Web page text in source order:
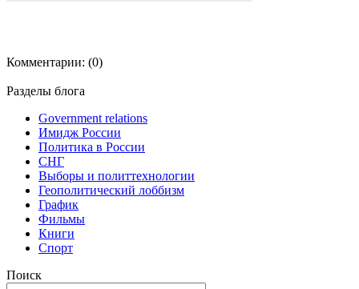
Комментарии: (0)
Разделы блога
Government relations
Имидж России
Политика в России
СНГ
Выборы и политтехнологии
Геополитический лоббизм
График
Фильмы
Книги
Спорт
Поиск